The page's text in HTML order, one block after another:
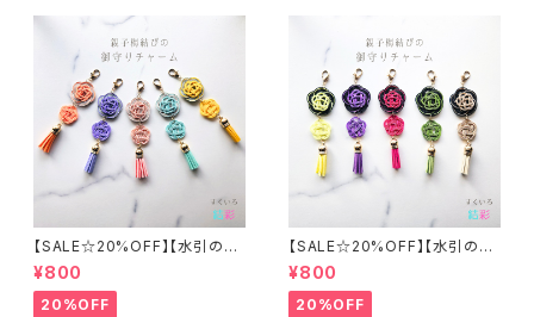
【SALE☆20%OFF】【水引の親
子梅結びの御守りチャーム②】
全５色
¥800
20%OFF
【SALE☆20%OFF】【水引の親
子梅結びの御守りチャーム①】
全５色 推し活
¥800
20%OFF